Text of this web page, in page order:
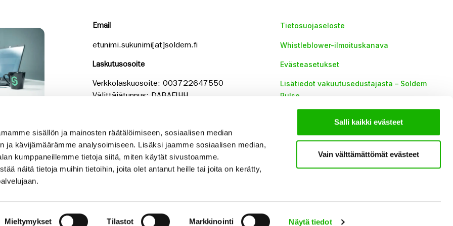
sisällön ja mainosten räätälöimiseen, sosiaalisen median
ja kävijämäärämme analysoimiseen. Lisäksi jaamme sosiaalisen median,
kumppaneillemme tietoja siitä, miten käytät sivustoamme.
näitä tietoja muihin tietoihin, joita olet antanut heille tai joita on kerätty,
Mieltymykset Tilastot Markkinointi Näytä tiedot
Salli kaikki evästeet
Vain välttämättömät evästeet
Email
etunimi.sukunimi[at]soldem.fi
Laskutusosoite
Verkkolaskuosoite: 003722647550
Välittäjätunnus: DABAFIHH
Tietosuojaseloste
Whistleblower-ilmoituskanava
Evästeasetukset
Lisätiedot vakuutusedustajasta – Soldem
Pulse